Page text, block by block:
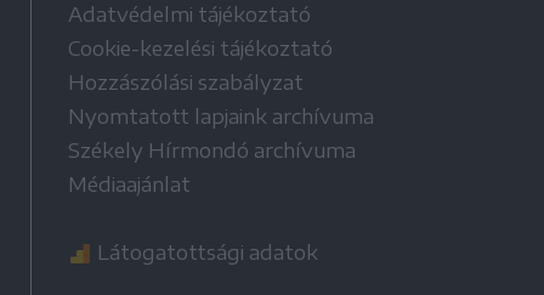
Adatvédelmi tájékoztató
Cookie-kezelési tájékoztató
Hozzászólási szabályzat
Nyomtatott lapjaink archívuma
Székely Hírmondó archívuma
Médiaajánlat
Látogatottsági adatok